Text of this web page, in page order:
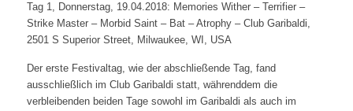
Tag 1, Donnerstag, 19.04.2018: Memories Wither – Terrifier –
Strike Master – Morbid Saint – Bat – Atrophy – Club Garibaldi,
2501 S Superior Street, Milwaukee, WI, USA
Der erste Festivaltag, wie der abschließende Tag, fand
ausschließlich im Club Garibaldi statt, währenddem die
verbleibenden beiden Tage sowohl im Garibaldi als auch im